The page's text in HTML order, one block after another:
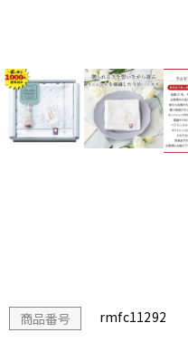
商品番号 rmfc11292